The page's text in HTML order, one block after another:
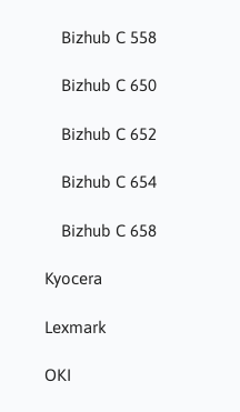
Bizhub C 558
Bizhub C 650
Bizhub C 652
Bizhub C 654
Bizhub C 658
Kyocera
Lexmark
OKI